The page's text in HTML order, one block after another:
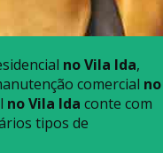
no Vila Ida,
comercial no
no Vila Ida conte com
tipos de